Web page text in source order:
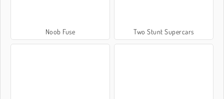
Noob Fuse Two Stunt Supercars